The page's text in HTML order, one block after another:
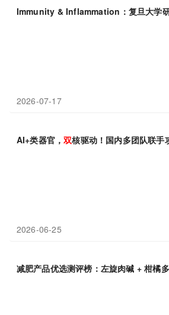
Immunity & Inflammation：复旦大学研
2026-07-17
AI+类器官，双核驱动！国内多团队联手
2026-06-25
减肥产品优选测评榜：左旋肉碱 + 柑橘多